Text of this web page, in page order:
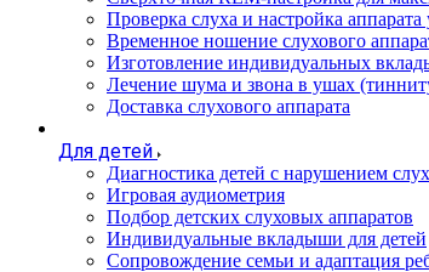
Проверка слуха и настройка аппарата
Временное ношение слухового
Изготовление индивидуальных
Лечение шума и звона в ушах
Доставка слухового аппарата
Для детей
Диагностика детей с нарушением
Игровая аудиометрия
Подбор детских слуховых аппаратов
Индивидуальные вкладыши для детей
Сопровождение семьи и адаптация